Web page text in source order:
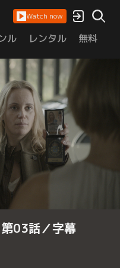
Watch now
ル レンタル 無料
03話／字幕